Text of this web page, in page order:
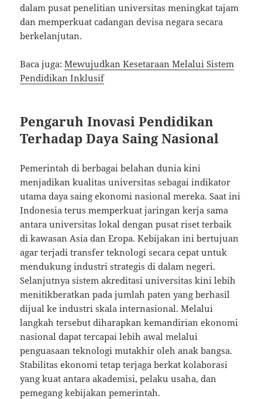
dalam pusat penelitian universitas meningkat tajam
dan memperkuat cadangan devisa negara secara
berkelanjutan.
Baca juga:Mewujudkan Kesetaraan Melalui Sistem
Pendidikan Inklusif
Pengaruh Inovasi Pendidikan
Terhadap Daya Saing Nasional
Pemerintah di berbagai belahan dunia kini
menjadikan kualitas universitas sebagai indikator
utama daya saing ekonomi nasional mereka. Saat ini
Indonesia terus memperkuat jaringan kerja sama
antara universitas lokal dengan pusat riset terbaik
di kawasan Asia dan Eropa. Kebijakan ini bertujuan
agar terjadi transfer teknologi secara cepat untuk
mendukung industri strategis di dalam negeri.
Selanjutnya sistem akreditasi universitas kini lebih
menitikberatkan pada jumlah paten yang berhasil
dijual ke industri skala internasional. Melalui
langkah tersebut diharapkan kemandirian ekonomi
nasional dapat tercapai lebih awal melalui
penguasaan teknologi mutakhir oleh anak bangsa.
Stabilitas ekonomi tetap terjaga berkat kolaborasi
yang kuat antara akademisi, pelaku usaha, dan
pemegang kebijakan pemerintah.